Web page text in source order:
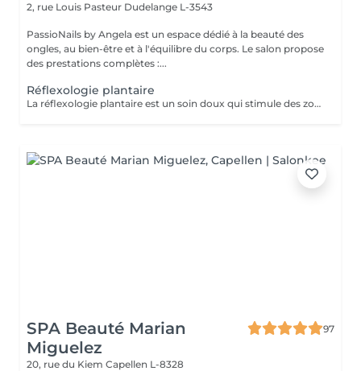
2, rue Louis Pasteur Dudelange L-3543
PassioNails by Angela est un espace dédié à la beauté des
ongles, au bien-être et à l'équilibre du corps. Le salon propose
des prestations complètes :...
Réflexologie plantaire
La réflexologie plantaire est un soin doux qui stimule des zones précises du pied pour rééquilibrer le corps, apaiser le stress et libérer les tensions. Grâce à des pressions ciblées, elle favorise la détente profonde, améliore le sommeil, la circulation et le bien-être général. Un moment de relaxation totale, où le corps retrouve naturellement son harmonie
SPA Beauté Marian
Miguelez
97
20, rue du Kiem Capellen L-8328